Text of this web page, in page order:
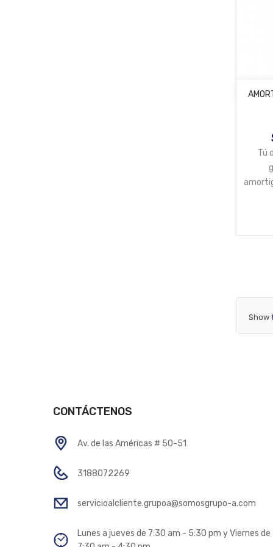
Tú
Show
CONTÁCTENOS
Av. de las Américas # 50-51
3188072269
servicioalcliente.grupoa@somosgrupo-a.com
Lunes a jueves de 7:30 am - 5:30 pm y Viernes de